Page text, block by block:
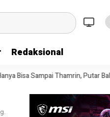
Redaksional
Putar Balik ke HI Sambil